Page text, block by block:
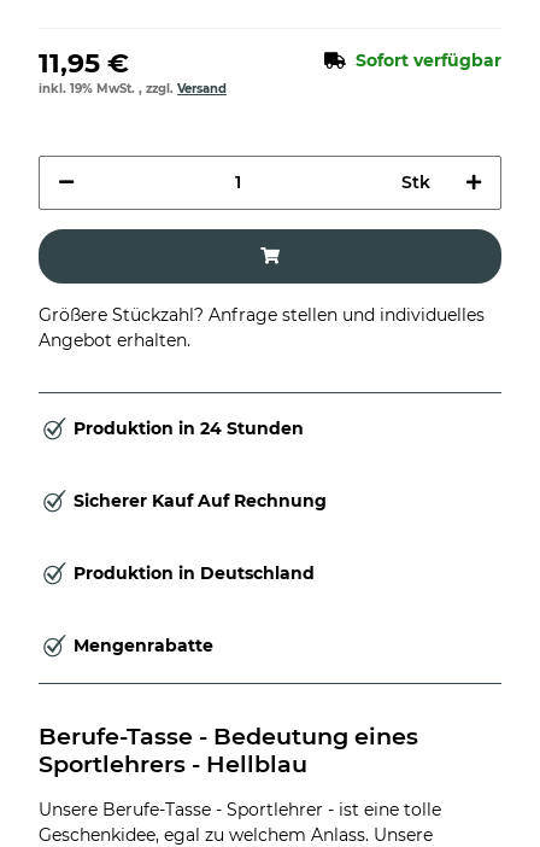
11,95 € Sofort verfügbar
inkl. 19% MwSt. , zzgl. Versand
Stk
Größere Stückzahl? Anfrage stellen und individuelles
Angebot erhalten.
Produktion in 24 Stunden
Sicherer Kauf Auf Rechnung
Produktion in Deutschland
Mengenrabatte
Berufe-Tasse - Bedeutung eines
Sportlehrers - Hellblau
Unsere Berufe-Tasse - Sportlehrer - ist eine tolle
Geschenkidee, egal zu welchem Anlass. Unsere